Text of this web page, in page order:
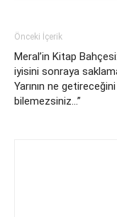
Önceki İçerik
Meral’in Kitap
iyisini sonraya
Yarının ne getireceğini
bilemezsiniz…”